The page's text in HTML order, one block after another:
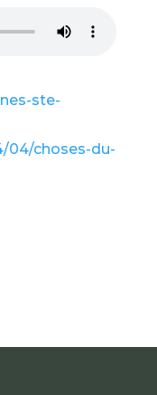
ste-
04/choses-du-